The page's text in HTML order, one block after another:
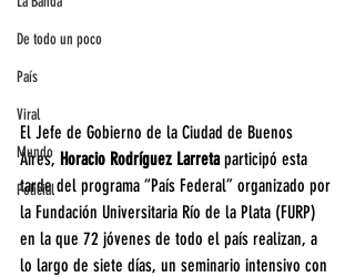
De todo un poco
País
Viral
Mundo
Policial
El Jefe de Gobierno de la Ciudad de Buenos
Aires, Horacio Rodríguez Larreta participó esta
tarde del programa “País Federal” organizado por
la Fundación Universitaria Río de la Plata (FURP)
en la que 72 jóvenes de todo el país realizan, a
lo largo de siete días, un seminario intensivo con